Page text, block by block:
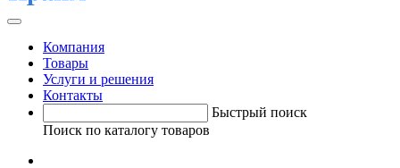
Компания
Товары
Услуги и решения
Контакты
Быстрый поиск
Поиск по каталогу товаров